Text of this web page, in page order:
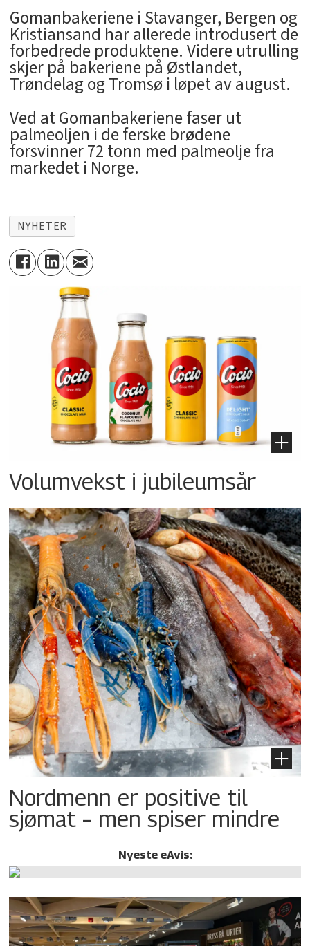
Gomanbakeriene i Stavanger, Bergen og
Kristiansand har allerede introdusert de
forbedrede produktene. Videre utrulling
skjer på bakeriene på Østlandet,
Trøndelag og Tromsø i løpet av august.
Ved at Gomanbakeriene faser ut
palmeoljen i de ferske brødene
forsvinner 72 tonn med palmeolje fra
markedet i Norge.
NYHETER
Volumvekst i jubileumsår
Nordmenn er positive til
sjømat – men spiser mindre
Nyeste eAvis: